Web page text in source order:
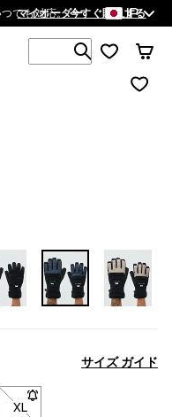
でも対応。今すぐ購入する
マイオーダー JP
1 000以上
サイズ ガイド
切れです。在庫が戻ったと
Lは在庫切れです。在庫が
XL- サイズXLは在庫切れです